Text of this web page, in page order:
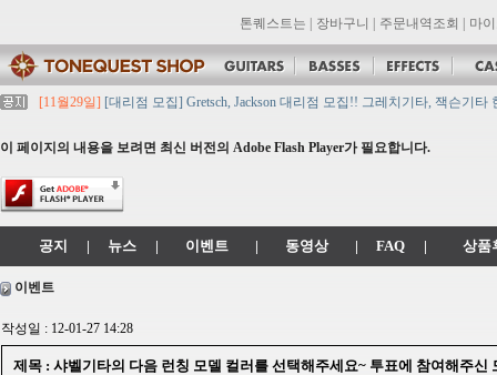
톤퀘스트는 장바구니 주문내역조회 마
[11월29일] [대리점 모집] Gretsch, Jackson 대리점 모집!! 그레치기타, 잭슨기타
[11월29일]2021년 추석 영업 시간 & 배송 공지
[11월29일]
2021년 설 영업 시간 & 배송 공지
이 페이지의 내용을 보려면 최신 버전의 Adobe Flash Player가 필요합니다.
공지 | 뉴스 | 이벤트 | 동영상 | FAQ | 상품
이벤트
작성일 : 12-01-27 14:28
제목 : 샤벨기타의 다음 런칭 모델 컬러를 선택해주세요~ 투표에 참여해주신